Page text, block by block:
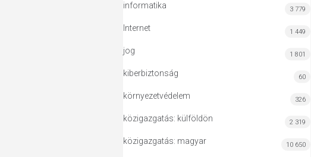
informatika 3 779
Internet 1 449
jog 1 801
kiberbiztonság 60
környezetvédelem 326
közigazgatás: külföldön 2 319
közigazgatás: magyar 10 650